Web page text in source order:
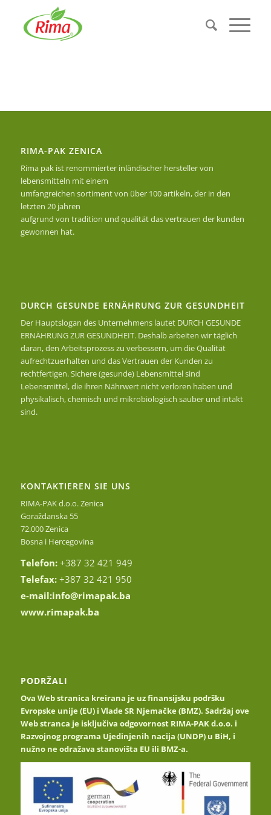
RIMA-PAK ZENICA
Rima pak ist renommierter inländischer hersteller von
lebensmitteln mit einem
umfangreichen sortiment von über 100 artikeln, der in den
letzten 20 jahren
aufgrund von tradition und qualität das vertrauen der kunden
gewonnen hat.
DURCH GESUNDE ERNÄHRUNG ZUR GESUNDHEIT
Der Hauptslogan des Unternehmens lautet DURCH GESUNDE
ERNÄHRUNG ZUR GESUNDHEIT. Deshalb arbeiten wir täglich
daran, den Arbeitsprozess zu verbessern, um die Qualität
aufrechtzuerhalten und das Vertrauen der Kunden zu
rechtfertigen. Sichere (gesunde) Lebensmittel sind
Lebensmittel, die ihren Nährwert nicht verloren haben und
physikalisch, chemisch und mikrobiologisch sauber und intakt
sind.
KONTAKTIEREN SIE UNS
RIMA-PAK d.o.o. Zenica
Goraždanska 55
72.000 Zenica
Bosna i Hercegovina
Telefon: +387 32 421 949
Telefax: +387 32 421 950
e-mail:info@rimapak.ba
www.rimapak.ba
PODRŽALI
Ova Web stranica kreirana je uz finansijsku podršku
Evropske unije (EU) i Vlade SR Njemačke (BMZ). Sadržaj ove
Web stranca je isključiva odgovornost RIMA-PAK d.o.o. i
Razvojnog programa Ujedinjenih nacija (UNDP) u BiH, i
nužno ne odražava stanovišta EU ili BMZ-a.